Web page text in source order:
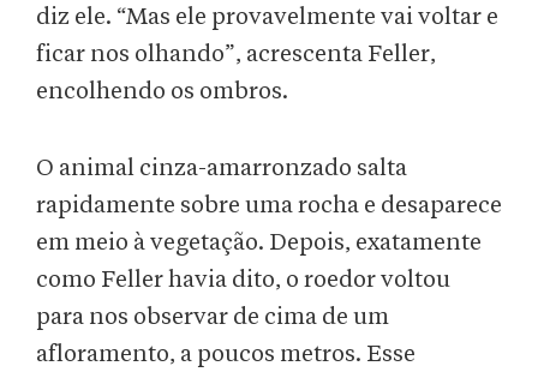
diz ele. “Mas ele provavelmente vai voltar e
ficar nos olhando”, acrescenta Feller,
encolhendo os ombros.
O animal cinza-amarronzado salta
rapidamente sobre uma rocha e desaparece
em meio à vegetação. Depois, exatamente
como Feller havia dito, o roedor voltou
para nos observar de cima de um
afloramento, a poucos metros. Esse